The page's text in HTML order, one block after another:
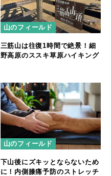
山のフィールド
三筋山は往復1時間で絶景！細
野高原のススキ草原ハイキング
山のフィールド
下山後にズキッとならないため
に！内側膝痛予防のストレッチ